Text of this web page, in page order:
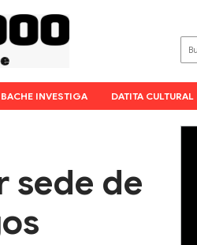
BACHE INVESTIGA DATITA CULTURAL
sede de